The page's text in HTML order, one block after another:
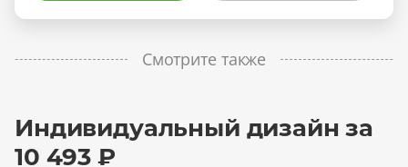
Смотрите также
Индивидуальный дизайн за
10 493 ₽